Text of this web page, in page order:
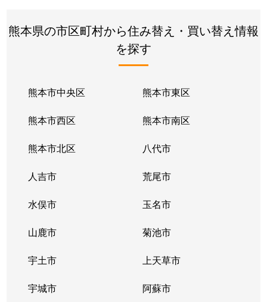
熊本県の市区町村から住み替え・買い替え情報
を探す
熊本市中央区 熊本市東区
熊本市西区 熊本市南区
熊本市北区 八代市
人吉市 荒尾市
水俣市 玉名市
山鹿市 菊池市
宇土市 上天草市
宇城市 阿蘇市